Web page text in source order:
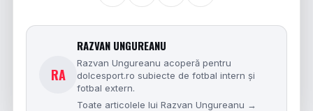
RA
RAZVAN UNGUREANU
Razvan Ungureanu acoperă pentru
dolcesport.ro subiecte de fotbal intern și
fotbal extern.
Toate articolele lui Razvan Ungureanu →